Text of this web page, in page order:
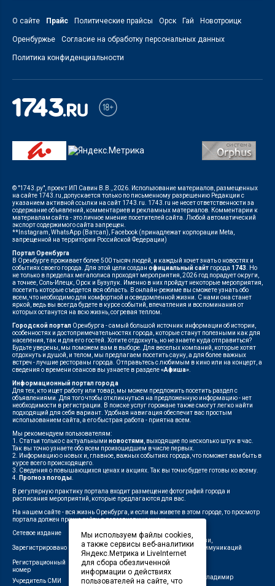
О сайте Прайс Политические прайсы Орск Гай Новотроицк
Оренбуржье Согласие на обработку персональных данных
Политика конфиденциальности
© "1743.ру", проект ИП Савин В.В., 2026. Использование материалов, размещенных
на сайте 1743.ru, допускается только по письменному разрешению Редакции с
указанием активной ссылки на сайт 1743.ru. 1743.ru не несет ответственности за
содержание объявлений, комментариев и рекламных материалов. Комментарии к
материалам сайта - это личное мнение посетителей сайта. Любой автоматический
экспорт содержимого сайта запрещен.
**Instagram, WhatsApp (Ватсап), Facebook (принадлежат корпорации Meta,
запрещенной на территории Российской Федерации)
Портал Оренбурга
В Оренбурге проживает более 500 тысяч людей, и каждый хочет знать о новостях и
событиях своего города. Для этой цели создан официальный сайт города 1743 . Но
не только в пределах мегаполиса проходят мероприятия, 2026 год порадует округи,
а точнее, Соль-Илецк, Орск и Бузулук. Именно в них пройдут некоторые мероприятия,
посетить которые съедется вся область. В онлайн-режиме вы сможете узнать обо
всем, что необходимо для комфортной и осведомленной жизни. С нами она станет
яркой, ведь вы всегда будете в курсе событий, впечатления и воспоминания от
которых останутся на всю жизнь, согревая теплом.
Городской портал Оренбурга - самый большой источник информации об истории,
особенностях и достопримечательностях города, которые станут полезными как для
населения, так и для его гостей. Хотите отдохнуть, но не знаете куда отправиться?
Будьте уверены, мы поможем вам в выборе. Для веселых компаний, которые хотят
отдохнуть и душой, и телом, мы предлагаем посетить сауну, а для более важных
встреч - лучшие рестораны города. Отправьтесь с любимым в кино или на концерт, а
сведения о времени сеансов вы узнаете в разделе«Афиша»
Информационный портал города
Для тех, кто ищет работу или товар, мы можем предложить посетить раздел с
объявлениями. Для того чтобы откликнуться на предложенную информацию - нет
необходимости в регистрации. В поиске услуг горожане также смогут легко найти
подходящий для себя вариант. Удобная навигация обеспечит вас простым
использованием сайта, а его быстрая работа - приятна всем.
Мы рекомендуем пользователям:
1. Статьи только с актуальными новостями , выходящие по несколько штук в час.
Так вы точно узнаете обо всем произошедшем в числе первых.
2. Информацию о новых и, главное, важных событиях города, что поможет вам быть в
курсе всего происходящего.
3. Сведения о повышающихся ценах и акциях. Так вы точно будете готовы ко всему.
4.
Прогноз погоды
В регулярную практику портала входит размещение фотографий города и
расписания мероприятий, которые предлагаются для вас.
На нашем сайте - вся жизнь Оренбурга, и если вы живете в этом городе, то просмотр
портала должен прочно войти в повседневную жизнь.
Сетевое издание
"1743"
Зарегистрировано
Федеральной службой по надзору в сфере связи,
информационных технологий и массовых коммуникаций
(Роскомнадзор)
Регистрационный
номер
ЭЛ № ФС 77-75960 от 19.06.2019 г.
Учредитель СМИ
Индивидуальный предприниматель Савин Владимир
Валерьевич
Мы используем файлы cookies,
а также сервисы веб-аналитики
Яндекс.Метрика и LiveInternet
для сбора обезличенной
информации о действиях
пользователей на сайте, что